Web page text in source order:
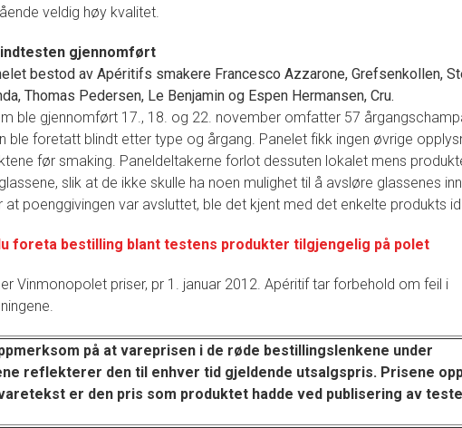
veldig høy kvalitet.
gjennomført
bestod av Apéritifs smakere Francesco Azzarone, Grefsenkollen,
Thomas Pedersen, Le Benjamin og Espen Hermansen, Cru.
ble gjennomført 17., 18. og 22. november omfatter 57
ble foretatt blindt etter type og årgang. Panelet fikk ingen øvrige
før smaking. Paneldeltakerne forlot dessuten lokalet mens
slik at de ikke skulle ha noen mulighet til å avsløre glassenes
at poenggivingen var avsluttet, ble det kjent med det enkelte produkts
foreta bestilling blant testens produkter tilgjengelig på polet
Vinmonopolet priser, pr 1. januar 2012. Apéritif tar forbehold om feil i
på at vareprisen i de røde bestillingslenkene under
reflekterer den til enhver tid gjeldende utsalgspris. Prisene
er den pris som produktet hadde ved publisering av